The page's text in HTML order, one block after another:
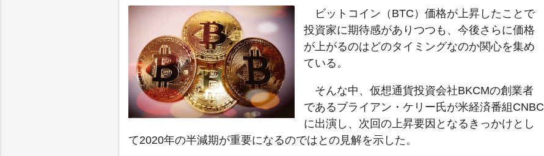
ビットコイン（BTC）価格が上昇したことで
投資家に期待感がありつつも、今後さらに価格
が上がるのはどのタイミングなのか関心を集め
ている。
そんな中、仮想通貨投資会社BKCMの創業者
であるブライアン・ケリー氏が米経済番組CNBC
に出演し、次回の上昇要因となるきっかけとし
て2020年の半減期が重要になるのではとの見解を示した。